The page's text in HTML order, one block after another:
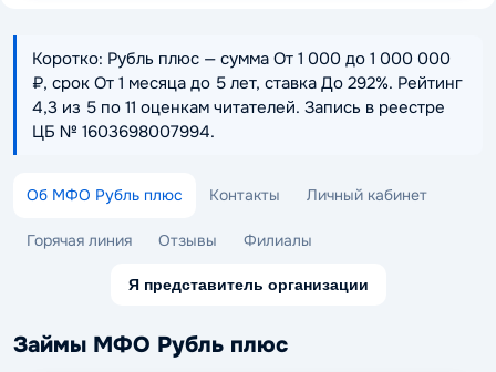
Коротко: Рубль плюс — сумма От 1 000 до 1 000 000
₽, срок От 1 месяца до 5 лет, ставка До 292%. Рейтинг
4,3 из 5 по 11 оценкам читателей. Запись в реестре
ЦБ № 1603698007994.
Об МФО Рубль плюс Контакты Личный кабинет
Горячая линия Отзывы Филиалы
Я представитель организации
Займы МФО Рубль плюс